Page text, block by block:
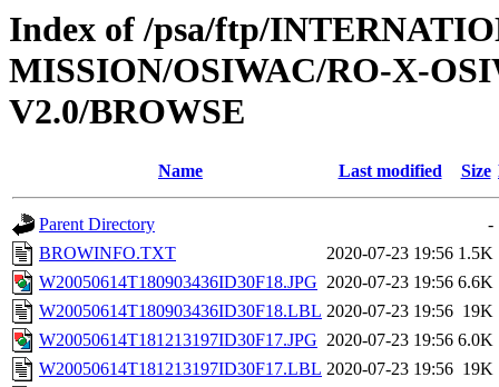
Index of /psa/ftp/
MISSION/OSIWAC/RO-X-
V2.0/BROWSE
Name Last modified Size
Parent Directory
-
BROWINFO.TXT
2020-07-23 19:56 1.5K
W20050614T180903436ID30F18.JPG 2020-07-23 19:56 6.6K
W20050614T180903436ID30F18.LBL 2020-07-23 19:56 19K
W20050614T181213197ID30F17.JPG 2020-07-23 19:56 6.0K
W20050614T181213197ID30F17.LBL 2020-07-23 19:56 19K